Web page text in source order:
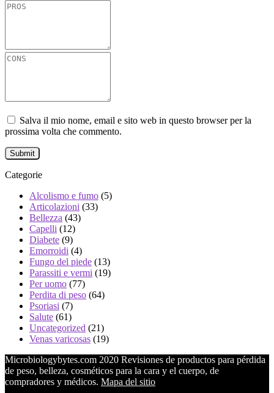
Salva il mio nome, email e sito web in questo browser per la
prossima volta che commento.
Categorie
Alcolismo e fumo (5)
Articolazioni (33)
Bellezza (43)
Capelli (12)
Diabete (9)
Emorroidi (4)
Fungo del piede (13)
Parassiti e vermi (19)
Per uomo (77)
Perdita di peso (64)
Psoriasi (7)
Salute (61)
Uncategorized (21)
Venas varicosas (19)
Microbiologybytes.com 2020 Revisiones de productos para pérdida
de peso, belleza, cosméticos para la cara y el cuerpo, de
compradores y médicos. Mapa del sitio